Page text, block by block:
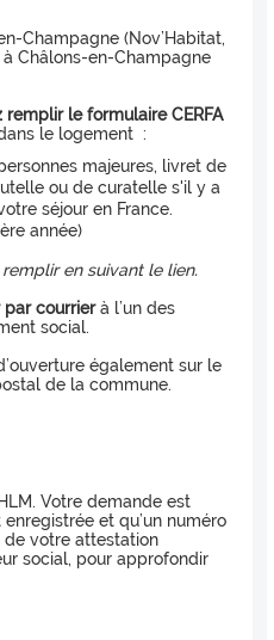
Champagne (Nov’Habitat,
à Châlons-en-Champagne
le formulaire CERFA
le logement :
majeures, livret de
ou de curatelle s'il y a
séjour en France.
année)
en suivant le lien.
par courrierà l’un des
social.
également sur le
de la commune.
Votre demande est
et qu’un numéro
de votre attestation
social, pour approfondir